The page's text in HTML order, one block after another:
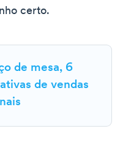
certo.
de mesa, 6
de vendas